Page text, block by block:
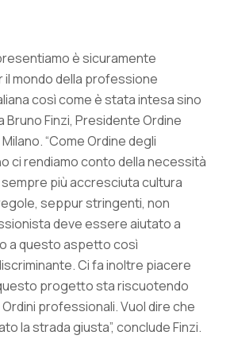
è sicuramente
il mondo della professione
così come è stata intesa sino
Bruno Finzi, Presidente Ordine
“Come Ordine degli
ci rendiamo conto della necessità
più accresciuta cultura
seppur stringenti, non
deve essere aiutato a
a questo aspetto così
Ci fa inoltre piacere
progetto sta riscuotendo
professionali. Vuol dire che
la strada giusta”, conclude Finzi.